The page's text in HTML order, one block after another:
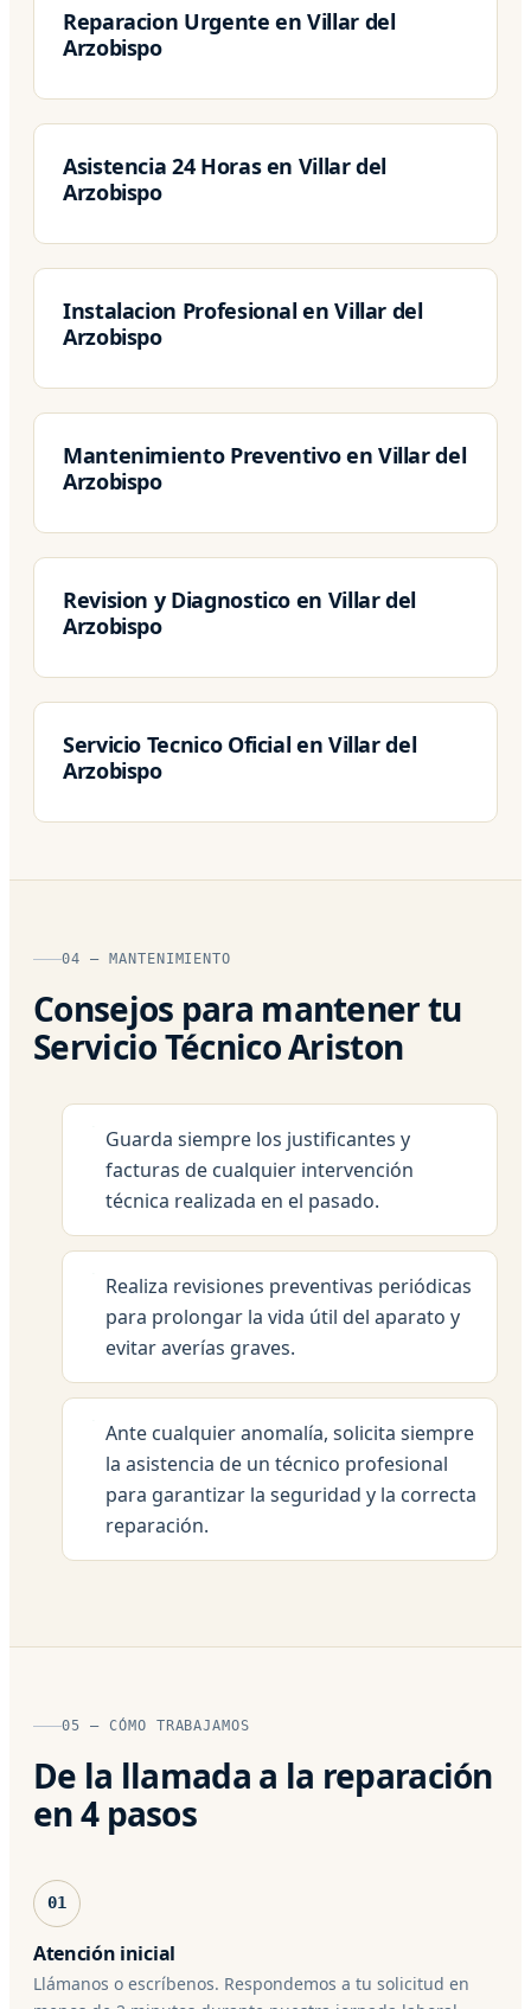
Reparacion Urgente en Villar del
Arzobispo
Asistencia 24 Horas en Villar del
Arzobispo
Instalacion Profesional en Villar del
Arzobispo
Mantenimiento Preventivo en Villar del
Arzobispo
Revision y Diagnostico en Villar del
Arzobispo
Servicio Tecnico Oficial en Villar del
Arzobispo
04 — MANTENIMIENTO
Consejos para mantener tu
Servicio Técnico Ariston
Guarda siempre los justificantes y
facturas de cualquier intervención
técnica realizada en el pasado.
Realiza revisiones preventivas periódicas
para prolongar la vida útil del aparato y
evitar averías graves.
Ante cualquier anomalía, solicita siempre
la asistencia de un técnico profesional
para garantizar la seguridad y la correcta
reparación.
05 — CÓMO TRABAJAMOS
De la llamada a la reparación
en 4 pasos
01
Atención inicial
Llámanos o escríbenos. Respondemos a tu solicitud en